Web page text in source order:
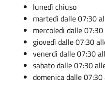
lunedì chiuso
martedì dalle 07:30
mercoledì dalle
giovedì dalle 07:30
venerdì dalle 07:30
sabato dalle 07:30
domenica dalle